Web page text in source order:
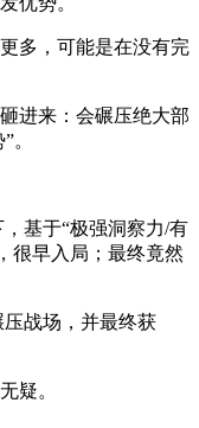
多，可能是在没有完
进来：会碾压绝大部
。
基于“极强洞察力/有
很早入局；最终竟然
战场，并最终获
疑。